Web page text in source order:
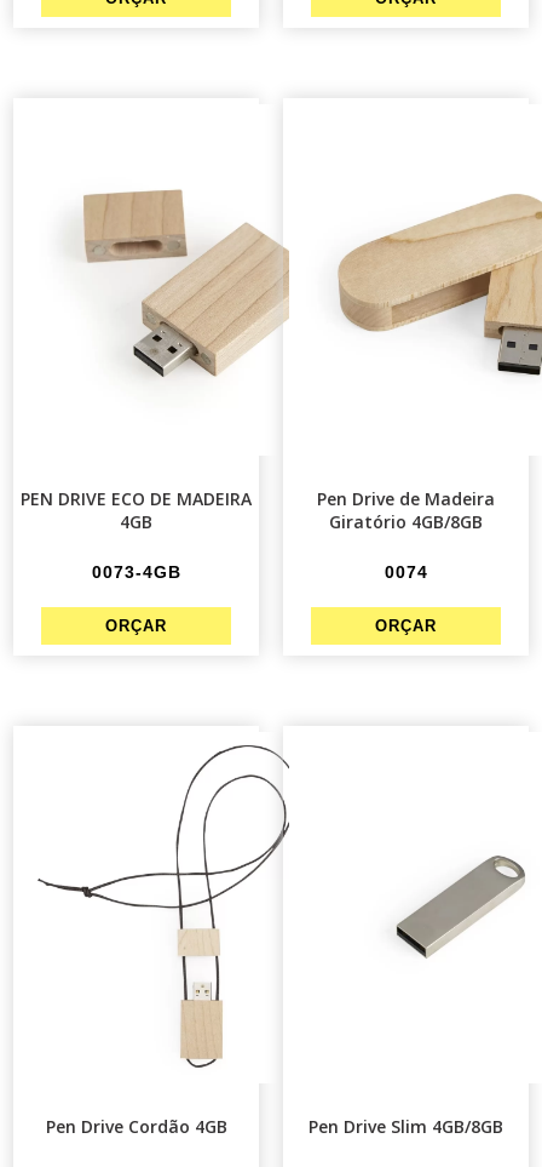
PEN DRIVE ECO DE MADEIRA
4GB
0073-4GB
Pen Drive de Madeira
Giratório 4GB/8GB
0074
Pen Drive Cordão 4GB Pen Drive Slim 4GB/8GB